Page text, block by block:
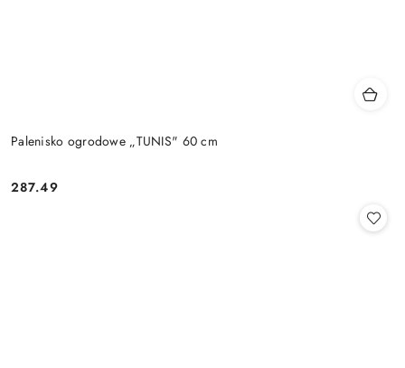
Palenisko ogrodowe „TUNIS" 60 cm
Cena:
287.49